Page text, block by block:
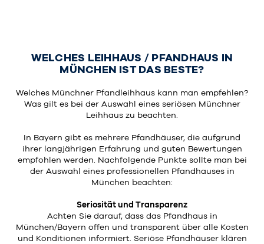
WELCHES LEIHHAUS / PFANDHAUS IN
MÜNCHEN IST DAS BESTE?
Welches Münchner Pfandleihhaus kann man empfehlen?
Was gilt es bei der Auswahl eines seriösen Münchner
Leihhaus zu beachten.
In Bayern gibt es mehrere Pfandhäuser, die aufgrund
ihrer langjährigen Erfahrung und guten Bewertungen
empfohlen werden. Nachfolgende Punkte sollte man bei
der Auswahl eines professionellen Pfandhauses in
München beachten:
Seriosität und Transparenz
Achten Sie darauf, dass das Pfandhaus in
München/Bayern offen und transparent über alle Kosten
und Konditionen informiert. Seriöse Pfandhäuser klären